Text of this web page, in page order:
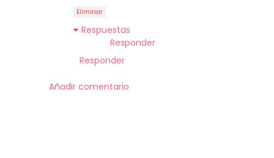
Eliminar
Respuestas
Responder
Responder
Añadir comentario